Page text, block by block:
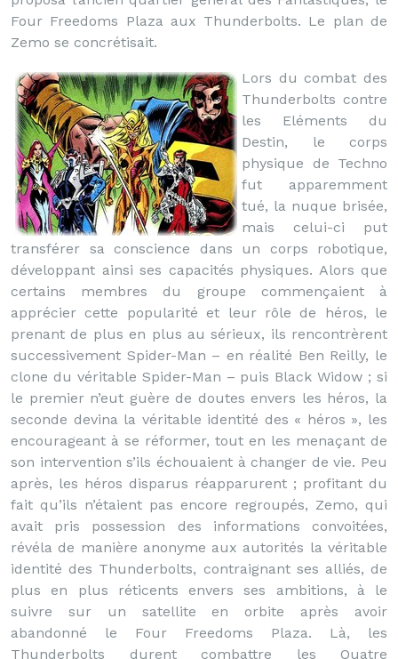
Four Freedoms Plaza aux Thunderbolts. Le plan de
Zemo se concrétisait.
Lors du combat des
Thunderbolts contre
les Eléments du
Destin, le corps
physique de Techno
fut apparemment
tué, la nuque brisée,
mais celui-ci put
transférer sa conscience dans un corps robotique,
développant ainsi ses capacités physiques. Alors que
certains membres du groupe commençaient à
apprécier cette popularité et leur rôle de héros, le
prenant de plus en plus au sérieux, ils rencontrèrent
successivement Spider-Man – en réalité Ben Reilly, le
clone du véritable Spider-Man – puis Black Widow ; si
le premier n’eut guère de doutes envers les héros, la
seconde devina la véritable identité des « héros », les
encourageant à se réformer, tout en les menaçant de
son intervention s’ils échouaient à changer de vie. Peu
après, les héros disparus réapparurent ; profitant du
fait qu’ils n’étaient pas encore regroupés, Zemo, qui
avait pris possession des informations convoitées,
révéla de manière anonyme aux autorités la véritable
identité des Thunderbolts, contraignant ses alliés, de
plus en plus réticents envers ses ambitions, à le
suivre sur un satellite en orbite après avoir
abandonné le Four Freedoms Plaza. Là, les
Thunderbolts durent combattre les Quatre